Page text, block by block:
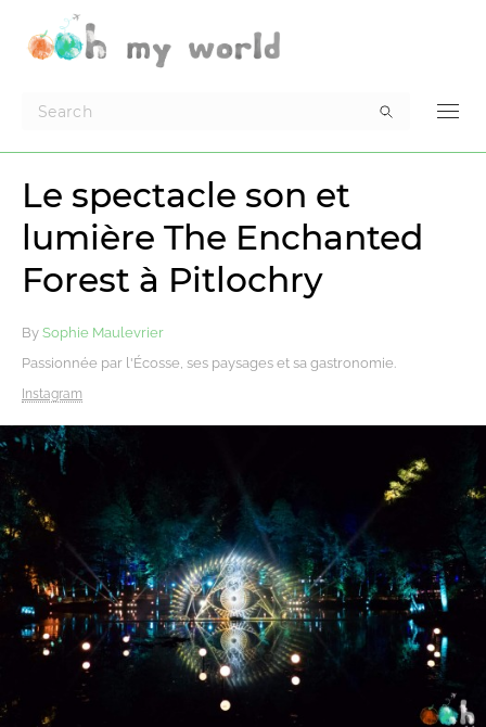
Le spectacle son et
lumière The Enchanted
Forest à Pitlochry
By Sophie Maulevrier
Passionnée par l'Écosse, ses paysages et sa gastronomie.
Instagram